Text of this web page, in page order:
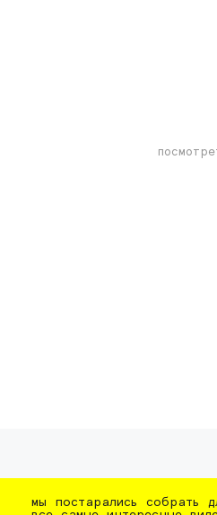
мы постарались собрать